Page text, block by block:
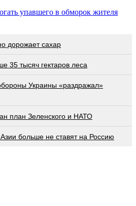
упавшего в обморок жителя
дорожает сахар
35 тысяч гектаров леса
Украины «раздражал»
план Зеленского и НАТО
больше не ставят на Россию